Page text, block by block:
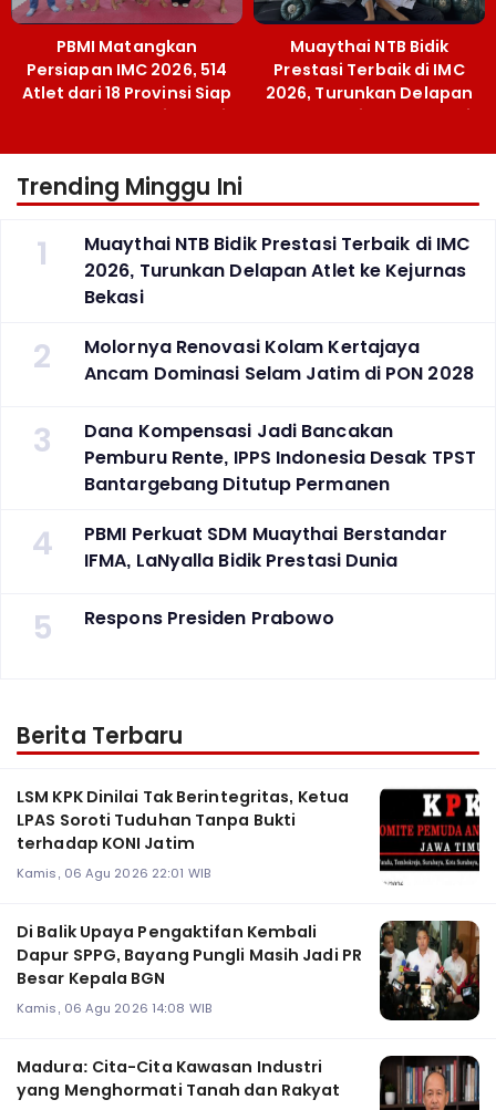
PBMI Matangkan
Persiapan IMC 2026, 514
Atlet dari 18 Provinsi Siap
Berlaga Besok di Bekasi
Muaythai NTB Bidik
Prestasi Terbaik di IMC
2026, Turunkan Delapan
Atlet ke Kejurnas Bekasi
Trending Minggu Ini
1
Muaythai NTB Bidik Prestasi Terbaik di IMC
2026, Turunkan Delapan Atlet ke Kejurnas
Bekasi
2
Molornya Renovasi Kolam Kertajaya
Ancam Dominasi Selam Jatim di PON 2028
3
Dana Kompensasi Jadi Bancakan
Pemburu Rente, IPPS Indonesia Desak TPST
Bantargebang Ditutup Permanen
4
PBMI Perkuat SDM Muaythai Berstandar
IFMA, LaNyalla Bidik Prestasi Dunia
5 Respons Presiden Prabowo
Berita Terbaru
LSM KPK Dinilai Tak Berintegritas, Ketua
LPAS Soroti Tuduhan Tanpa Bukti
terhadap KONI Jatim
Kamis, 06 Agu 2026 22:01 WIB
Di Balik Upaya Pengaktifan Kembali
Dapur SPPG, Bayang Pungli Masih Jadi PR
Besar Kepala BGN
Kamis, 06 Agu 2026 14:08 WIB
Madura: Cita-Cita Kawasan Industri
yang Menghormati Tanah dan Rakyat